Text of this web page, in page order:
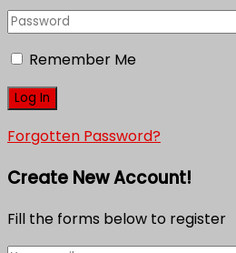
Remember Me
Forgotten Password?
Create New Account!
Fill the forms below to register